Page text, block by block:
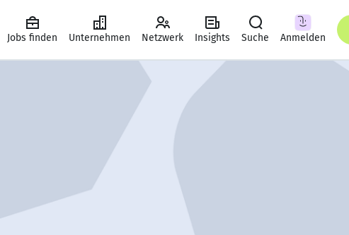
Jobs finden Unternehmen Netzwerk Insights Suche Anmelden